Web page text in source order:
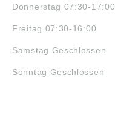
Donnerstag 07:30-17:00
Freitag 07:30-16:00
Samstag Geschlossen
Sonntag Geschlossen